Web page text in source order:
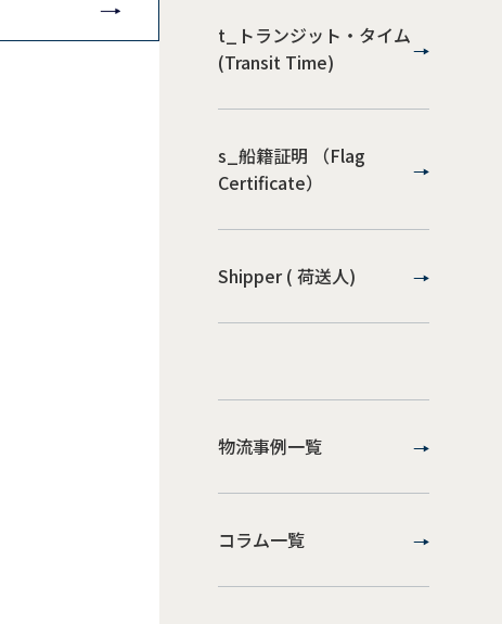
t_トランジット・タイム
(Transit Time)
s_船籍証明 （Flag
Certificate）
Shipper ( 荷送人)
物流事例一覧
コラム一覧